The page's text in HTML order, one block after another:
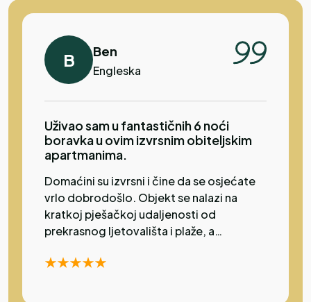
obitelj.
B Ben
Engleska
Uživao sam u fantastičnih 6 noći
boravka u ovim izvrsnim obiteljskim
apartmanima.
Domaćini su izvrsni i čine da se osjećate
vrlo dobrodošlo. Objekt se nalazi na
kratkoj pješačkoj udaljenosti od
prekrasnog ljetovališta i plaže, a
nalazi se samo nekoliko metara dalje.